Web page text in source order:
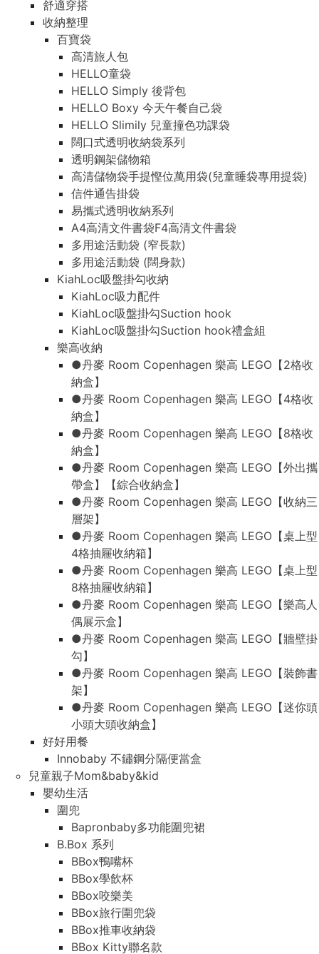
舒適穿搭
收納整理
百寶袋
高清旅人包
HELLO童袋
HELLO Simply 後背包
HELLO Boxy 今天午餐自己袋
HELLO Slimily 兒童撞色功課袋
闊口式透明收納袋系列
透明鋼架儲物箱
高清儲物袋手提慳位萬用袋(兒童睡袋專用提袋)
信件通告掛袋
易攜式透明收納系列
A4高清文件書袋F4高清文件書袋
多用途活動袋 (窄長款)
多用途活動袋 (闊身款)
KiahLoc吸盤掛勾收納
KiahLoc吸力配件
KiahLoc吸盤掛勾Suction hook
KiahLoc吸盤掛勾Suction hook禮盒組
樂高收納
●丹麥 Room Copenhagen 樂高 LEGO【2格收
納盒】
●丹麥 Room Copenhagen 樂高 LEGO【4格收
納盒】
●丹麥 Room Copenhagen 樂高 LEGO【8格收
納盒】
●丹麥 Room Copenhagen 樂高 LEGO【外出攜
帶盒】【綜合收納盒】
●丹麥 Room Copenhagen 樂高 LEGO【收納三
層架】
●丹麥 Room Copenhagen 樂高 LEGO【桌上型
4格抽屜收納箱】
●丹麥 Room Copenhagen 樂高 LEGO【桌上型
8格抽屜收納箱】
●丹麥 Room Copenhagen 樂高 LEGO【樂高人
偶展示盒】
●丹麥 Room Copenhagen 樂高 LEGO【牆壁掛
勾】
●丹麥 Room Copenhagen 樂高 LEGO【裝飾書
架】
●丹麥 Room Copenhagen 樂高 LEGO【迷你頭
小頭大頭收納盒】
好好用餐
Innobaby 不鏽鋼分隔便當盒
兒童親子Mom&baby&kid
嬰幼生活
圍兜
Bapronbaby多功能圍兜裙
B.Box 系列
BBox鴨嘴杯
BBox學飲杯
BBox咬樂美
BBox旅行圍兜袋
BBox推車收納袋
BBox Kitty聯名款